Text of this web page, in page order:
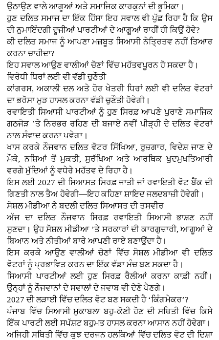
ਉਠਾਉਣ ਵਾਲੇ ਆਗੂਆਂ ਅਤੇ ਸਮਾਜਿਕ ਕਾਰਕੁਨਾਂ ਦੀ ਭੂਮਿਕਾ।
ਹੁਣ ਦਲਿਤ ਸਮਾਜ ਦਾ ਇੱਕ ਹਿੱਸਾ ਇਹ ਸਵਾਲ ਵੀ ਪੁੱਛ ਰਿਹਾ ਹੈ ਕਿ ਉਸ
ਦੀ ਨੁਮਾਇੰਦਗੀ ਦੂਜੀਆਂ ਪਾਰਟੀਆਂ ਦੇ ਆਗੂਆਂ ਰਾਹੀਂ ਹੀ ਕਿਉਂ ਹੋਵੇ?
ਕੀ ਦਲਿਤ ਸਮਾਜ ਨੂੰ ਆਪਣਾ ਮਜ਼ਬੂਤ ਸਿਆਸੀ ਨੇਤ੍ਰਿਤਵ ਨਹੀਂ ਤਿਆਰ
ਕਰਨਾ ਚਾਹੀਦਾ?
ਇਹ ਸਵਾਲ ਆਉਣ ਵਾਲੀਆਂ ਚੋਣਾਂ ਵਿੱਚ ਮਹੱਤਵਪੂਰਨ ਹੋ ਸਕਦਾ ਹੈ।
ਵਿਰੋਧੀ ਧਿਰਾਂ ਲਈ ਵੀ ਵੱਡੀ ਚੁਣੌਤੀ
ਕਾਂਗਰਸ, ਅਕਾਲੀ ਦਲ ਅਤੇ ਹੋਰ ਖੇਤਰੀ ਧਿਰਾਂ ਲਈ ਵੀ ਦਲਿਤ ਵੋਟਰਾਂ
ਦਾ ਭਰੋਸਾ ਮੁੜ ਹਾਸਲ ਕਰਨਾ ਵੱਡੀ ਚੁਣੌਤੀ ਹੋਵੇਗੀ।
ਰਵਾਇਤੀ ਸਿਆਸੀ ਪਾਰਟੀਆਂ ਨੂੰ ਹੁਣ ਸਿਰਫ਼ ਆਪਣੇ ਪੁਰਾਣੇ ਸਮਾਜਿਕ
ਗਠਜੋੜ ’ਤੇ ਨਿਰਭਰ ਰਹਿਣ ਦੀ ਬਜਾਏ ਨਵੀਂ ਪੀੜ੍ਹੀ ਦੇ ਦਲਿਤ ਵੋਟਰਾਂ
ਨਾਲ ਸੰਵਾਦ ਕਰਨਾ ਪਵੇਗਾ।
ਖਾਸ ਕਰਕੇ ਨੌਜਵਾਨ ਦਲਿਤ ਵੋਟਰ ਸਿੱਖਿਆ, ਰੁਜ਼ਗਾਰ, ਵਿਦੇਸ਼ ਜਾਣ ਦੇ
ਮੌਕੇ, ਨਸ਼ਿਆਂ ਤੋਂ ਮੁਕਤੀ, ਸੁਰੱਖਿਆ ਅਤੇ ਆਰਥਿਕ ਖੁਦਮੁਖਤਿਆਰੀ
ਵਰਗੇ ਮੁੱਦਿਆਂ ਨੂੰ ਵਧੇਰੇ ਮਹੱਤਵ ਦੇ ਰਿਹਾ ਹੈ।
ਇਸ ਲਈ 2027 ਦੀ ਸਿਆਸਤ ਸਿਰਫ਼ ਜਾਤੀ ਜਾਂ ਰਵਾਇਤੀ ਵੋਟ ਬੈਂਕ ਦੀ
ਗਿਣਤੀ ਨਾਲ ਤੈਅ ਹੋਵੇਗੀ—ਇਹ ਕਹਿਣਾ ਸ਼ਾਇਦ ਜਲਦਬਾਜ਼ੀ ਹੋਵੇਗੀ।
ਸੋਸ਼ਲ ਮੀਡੀਆ ਨੇ ਬਦਲੀ ਦਲਿਤ ਸਿਆਸਤ ਦੀ ਤਸਵੀਰ
ਅੱਜ ਦਾ ਦਲਿਤ ਨੌਜਵਾਨ ਸਿਰਫ਼ ਰਵਾਇਤੀ ਸਿਆਸੀ ਭਾਸ਼ਣ ਨਹੀਂ
ਸੁਣਦਾ। ਉਹ ਸੋਸ਼ਲ ਮੀਡੀਆ ’ਤੇ ਸਰਕਾਰਾਂ ਦੀ ਕਾਰਗੁਜ਼ਾਰੀ, ਆਗੂਆਂ ਦੇ
ਬਿਆਨ ਅਤੇ ਨੀਤੀਆਂ ਬਾਰੇ ਆਪਣੀ ਰਾਏ ਬਣਾਉਂਦਾ ਹੈ।
ਇਸ ਕਰਕੇ ਆਉਣ ਵਾਲੀਆਂ ਚੋਣਾਂ ਵਿੱਚ ਸੋਸ਼ਲ ਮੀਡੀਆ ਵੀ ਦਲਿਤ
ਵੋਟਰਾਂ ਨੂੰ ਪ੍ਰਭਾਵਿਤ ਕਰਨ ਦਾ ਇੱਕ ਵੱਡਾ ਮੰਚ ਬਣ ਸਕਦਾ ਹੈ।
ਸਿਆਸੀ ਪਾਰਟੀਆਂ ਲਈ ਹੁਣ ਸਿਰਫ਼ ਰੈਲੀਆਂ ਕਰਨਾ ਕਾਫ਼ੀ ਨਹੀਂ।
ਉਨ੍ਹਾਂ ਨੂੰ ਨੌਜਵਾਨਾਂ ਦੇ ਸਵਾਲਾਂ ਦੇ ਜਵਾਬ ਵੀ ਦੇਣੇ ਪੈਣਗੇ।
2027 ਦੀ ਲੜਾਈ ਵਿੱਚ ਦਲਿਤ ਵੋਟ ਬਣ ਸਕਦੀ ਹੈ ‘ਕਿੰਗਮੇਕਰ’?
ਪੰਜਾਬ ਵਿੱਚ ਸਿਆਸੀ ਮੁਕਾਬਲਾ ਬਹੁ-ਕੋਣੀ ਹੋਣ ਦੀ ਸਥਿਤੀ ਵਿੱਚ ਕਿਸੇ
ਇੱਕ ਪਾਰਟੀ ਲਈ ਸਪੱਸ਼ਟ ਬਹੁਮਤ ਹਾਸਲ ਕਰਨਾ ਆਸਾਨ ਨਹੀਂ ਹੋਵੇਗਾ।
ਅਜਿਹੀ ਸਥਿਤੀ ਵਿੱਚ ਕੁਝ ਦਰਜਨ ਹਲਕਿਆਂ ਵਿੱਚ ਦਲਿਤ ਵੋਟ ਦੀ ਦਿਸ਼ਾ